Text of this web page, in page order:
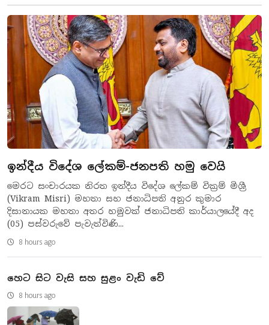
ඉන්දීය විදේශ ලේකම්-ජනපති හමු වෙයි
මෙරට සංචාරයක නිරත ඉන්දීය විදේශ ලේකම් වික්‍රම් මිශ්‍රී
(Vikram Misri) මහතා සහ ජනාධිපති අනුර කුමාර
දිසානායක මහතා අතර හමුවක් ජනාධිපති කාර්යාලයේදී අද
(05) පස්වරුවේ පැවැත්විණි...
8 hours ago
හෙට සිට වැසි සහ සුළං වැඩි වේ
8 hours ago